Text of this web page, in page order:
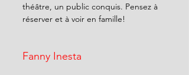
théâtre, un public conquis. Pensez à
réserver et à voir en famille!
Fanny Inesta